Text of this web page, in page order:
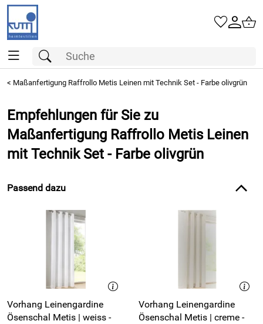
< Maßanfertigung Raffrollo Metis Leinen mit Technik Set - Farbe olivgrün
Empfehlungen für Sie zu
Maßanfertigung Raffrollo Metis Leinen
mit Technik Set - Farbe olivgrün
Passend dazu
Vorhang Leinengardine
Ösenschal Metis | weiss -
Vorhang Leinengardine
Ösenschal Metis | creme -